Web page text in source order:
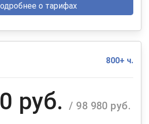
о тарифах
800+ ч.
руб. / 98 980 руб.